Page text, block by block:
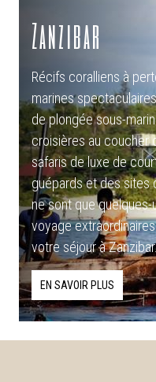
Zanzibar
Récifs coralliens à
marines
de plongée sous-
croisières au coucher
safaris de luxe de
guépards et des sites
ne sont que
voyage
votre séjour à
EN SAVOIR PLUS